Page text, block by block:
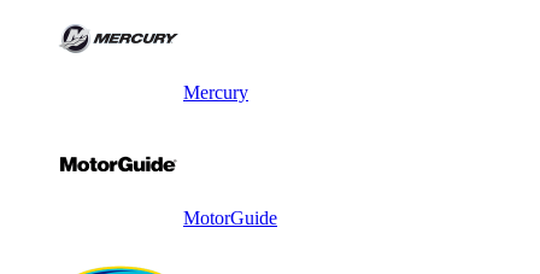
Mercury
MotorGuide